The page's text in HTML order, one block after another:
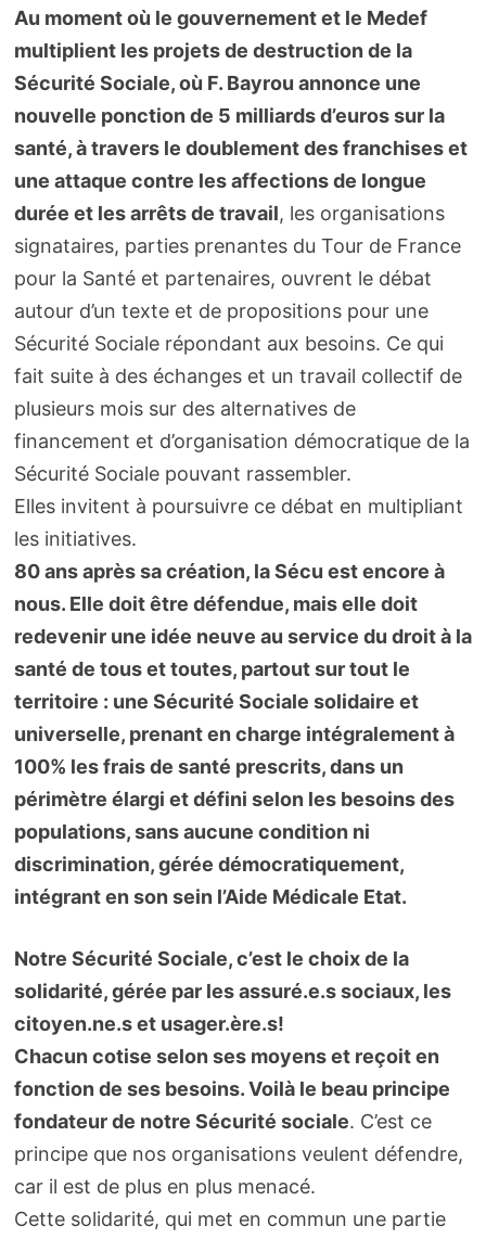
Au moment où le gouvernement et le Medef
multiplient les projets de destruction de la
Sécurité Sociale, où F. Bayrou annonce une
nouvelle ponction de 5 milliards d’euros sur la
santé, à travers le doublement des franchises et
une attaque contre les affections de longue
durée et les arrêts de travail, les organisations
signataires, parties prenantes du Tour de France
pour la Santé et partenaires, ouvrent le débat
autour d’un texte et de propositions pour une
Sécurité Sociale répondant aux besoins. Ce qui
fait suite à des échanges et un travail collectif de
plusieurs mois sur des alternatives de
financement et d’organisation démocratique de la
Sécurité Sociale pouvant rassembler.
Elles invitent à poursuivre ce débat en multipliant
les initiatives.
80 ans après sa création, la Sécu est encore à
nous. Elle doit être défendue, mais elle doit
redevenir une idée neuve au service du droit à la
santé de tous et toutes, partout sur tout le
territoire : une Sécurité Sociale solidaire et
universelle, prenant en charge intégralement à
100% les frais de santé prescrits, dans un
périmètre élargi et défini selon les besoins des
populations, sans aucune condition ni
discrimination, gérée démocratiquement,
intégrant en son sein l’Aide Médicale Etat.
Notre Sécurité Sociale, c’est le choix de la
solidarité, gérée par les assuré.e.s sociaux, les
citoyen.ne.s et usager.ère.s!
Chacun cotise selon ses moyens et reçoit en
fonction de ses besoins. Voilà le beau principe
fondateur de notre Sécurité sociale. C’est ce
principe que nos organisations veulent défendre,
car il est de plus en plus menacé.
Cette solidarité, qui met en commun une partie